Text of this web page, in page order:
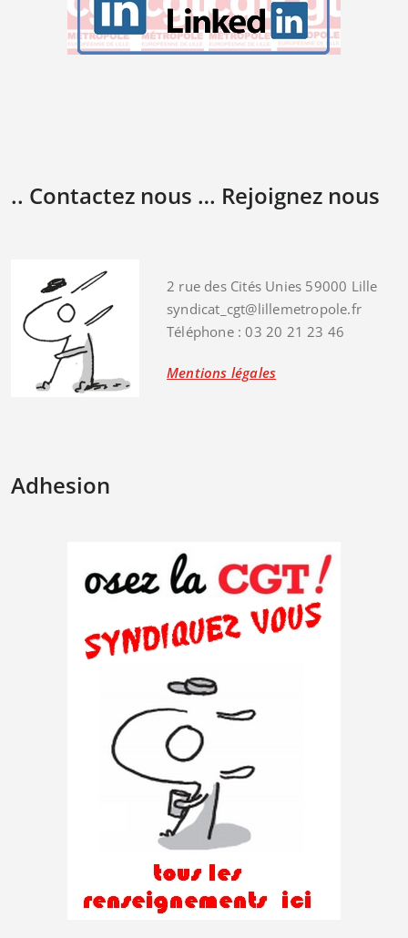
.. Contactez nous … Rejoignez nous
2 rue des Cités Unies 59000 Lille
syndicat_cgt@lillemetropole.fr
Téléphone : 03 20 21 23 46
Mentions légales
Adhesion